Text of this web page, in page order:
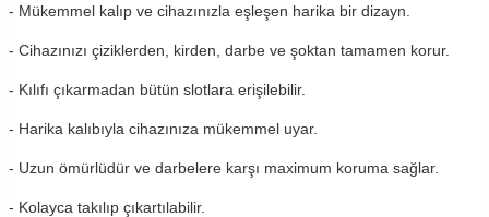
- Mükemmel kalıp ve cihazınızla eşleşen harika bir dizayn.
- Cihazınızı çiziklerden, kirden, darbe ve şoktan tamamen korur.
- Kılıfı çıkarmadan bütün slotlara erişilebilir.
- Harika kalıbıyla cihazınıza mükemmel uyar.
- Uzun ömürlüdür ve darbelere karşı maximum koruma sağlar.
- Kolayca takılıp çıkartılabilir.